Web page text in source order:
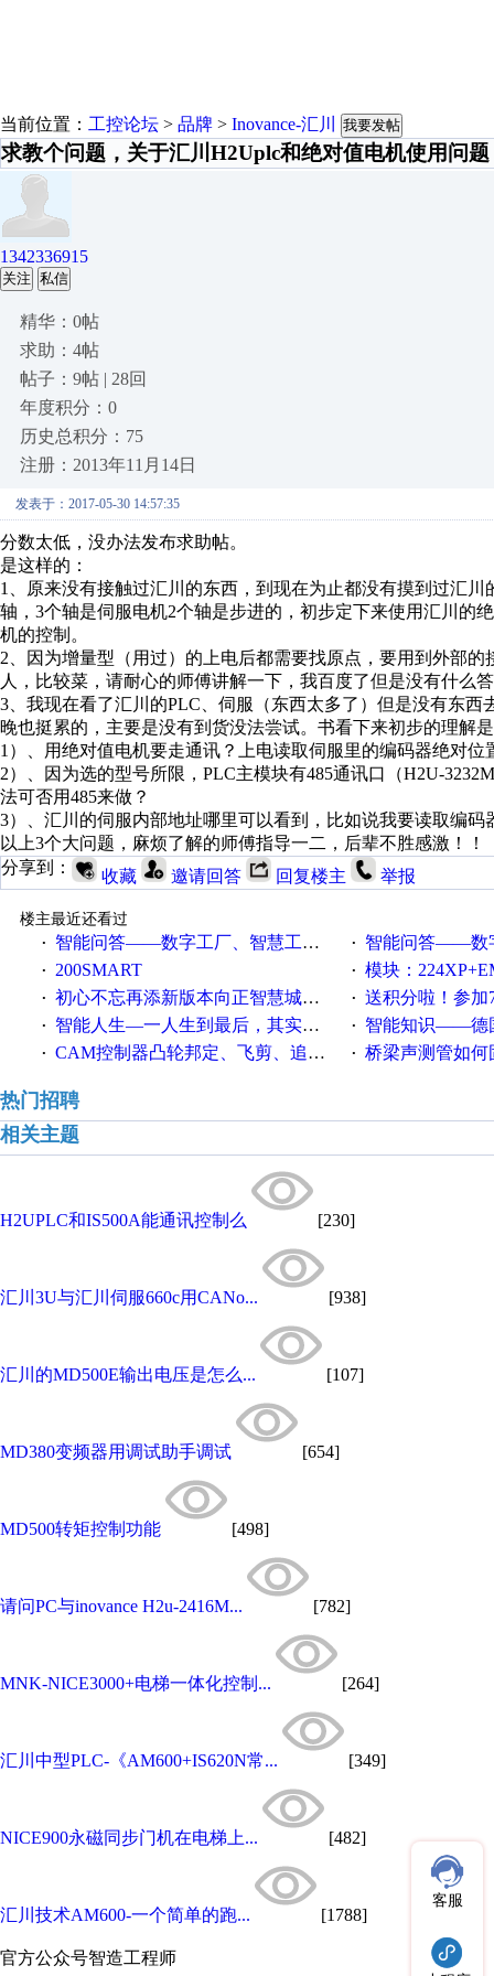
当前位置： 工控论坛 > 品牌 > Inovance-汇川 我要发帖
求教个问题，关于汇川H2Uplc和绝对值电机使用问题
1342336915
关注 私信
精华：0帖
求助：4帖
帖子：9帖 | 28回
年度积分：0
历史总积分：75
注册：2013年11月14日
发表于：2017-05-30 14:57:35
分数太低，没办法发布求助帖。
是这样的：
1、原来没有接触过汇川的东西，到现在为止都没有摸到过汇
轴，3个轴是伺服电机2个轴是步进的，初步定下来使用汇川的
机的控制。
2、因为增量型（用过）的上电后都需要找原点，要用到外部
人，比较菜，请耐心的师傅讲解一下，我百度了但是没有什么
3、我现在看了汇川的PLC、伺服（东西太多了）但是没有东
晚也挺累的，主要是没有到货没法尝试。书看下来初步的理解
1）、用绝对值电机要走通讯？上电读取伺服里的编码器绝对
2）、因为选的型号所限，PLC主模块有485通讯口（H2U-
法可否用485来做？
3）、汇川的伺服内部地址哪里可以看到，比如说我要读取编
以上3个大问题，麻烦了解的师傅指导一二，后辈不胜感激！！
分享到：
收藏 邀请回答 回复楼主 举报
楼主最近还看过
·
智能问答——数字工厂、智慧工厂和智能制造三者的区别是什么？ · 智能问答——数字化工厂与
· 200SMART · 模块：
· 初心不忘再添新版本向正智慧城市云展厅3.0版亮相 · 送积分啦！参加7月6日
· 智能人生—一人生到最后，其实拼的都是人品 · 智能知识——德国工业崛起
· CAM控制器凸轮邦定、飞剪、追剪等C功能块 · 桥梁声测管如何固
热门招聘
相关主题
H2UPLC和IS500A能通讯控制么 [230]
汇川3U与汇川伺服660c用CANo... [938]
汇川的MD500E输出电压是怎么... [107]
MD380变频器用调试助手调试 [654]
MD500转矩控制功能 [498]
请问PC与inovance H2u-2416M... [782]
MNK-NICE3000+电梯一体化控制... [264]
汇川中型PLC-《AM600+IS620N常... [349]
NICE900永磁同步门机在电梯上... [482]
汇川技术AM600-一个简单的跑... [1788]
官方公众号智造工程师
客服